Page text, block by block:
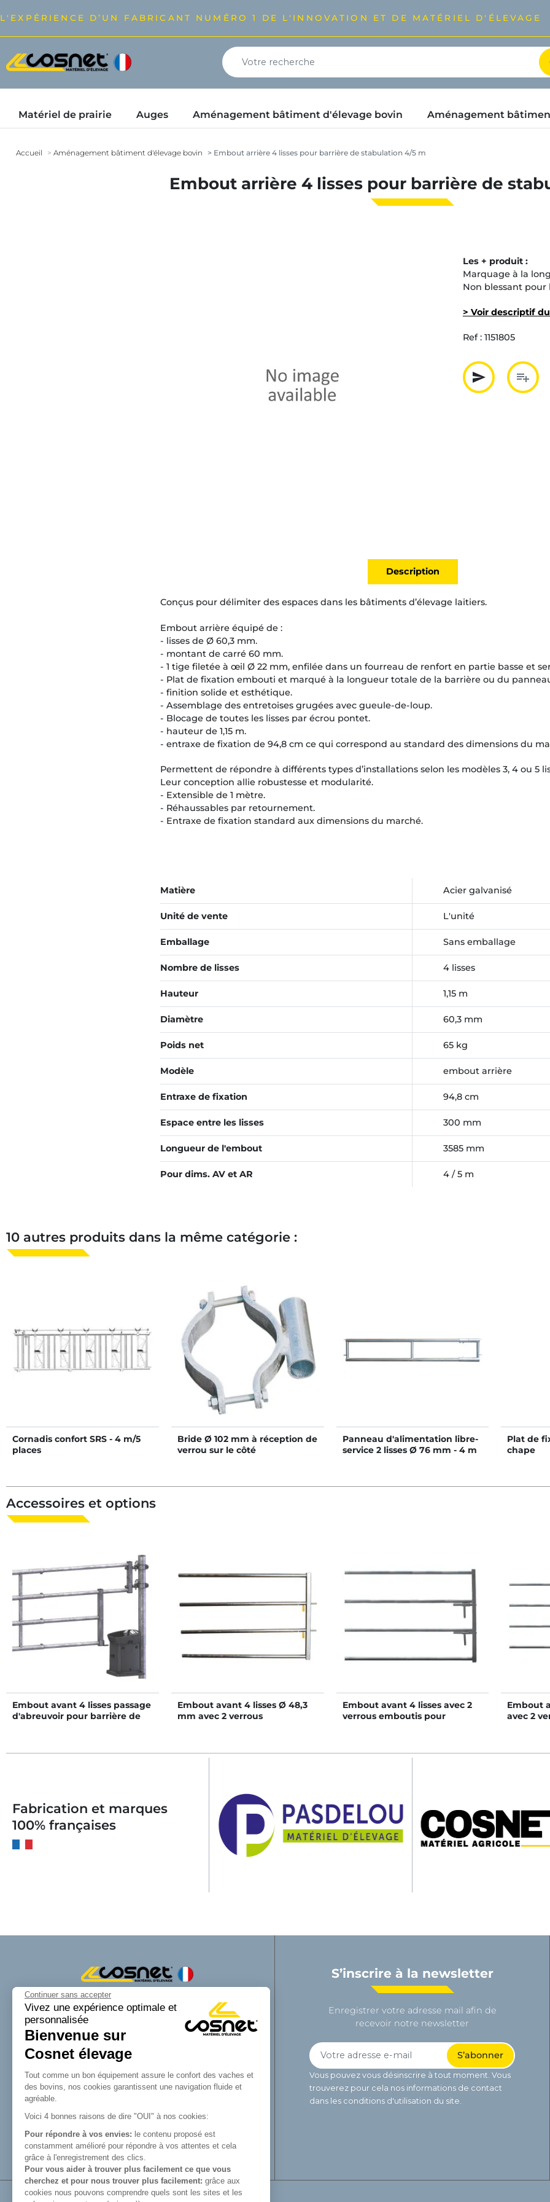
Continuer sans accepter
Vivez une expérience optimale et
personnalisée
Bienvenue sur
Cosnet élevage
Tout comme un bon équipement assure le confort des vaches et
des bovins, nos cookies garantissent une navigation fluide et
agréable.
Voici 4 bonnes raisons de dire "OUI" à nos cookies:
Pour répondre à vos envies: le contenu proposé est
constamment amélioré pour répondre à vos attentes et cela
grâce à l'enregistrement des clics.
Pour vous aider à trouver plus facilement ce que vous
cherchez et pour nous trouver plus facilement: grâce aux
cookies nous pouvons comprendre quels sont les sites et les
L'EXPÉRIENCE D’UN FABRICANT NUMÉRO 1 DE L'INNOVATION ET DE MATÉRIEL D'ÉLEVAGE
Matériel de prairie Auges Aménagement bâtiment d'élevage bovin Aménagement
Accueil Aménagement bâtiment d'élevage bovin Embout arrière 4 lisses pour barrière de stabulation 4/5 m
Embout arrière 4 lisses pour barrière de
Les + produit :
Marquage à la
Non blessant pour
> Voir descriptif
Ref : 1151805
send
Partager
playlist_add
Description
Conçus pour délimiter des espaces dans les bâtiments d’élevage laitiers.
Embout arrière équipé de :
- lisses de Ø 60,3 mm.
- montant de carré 60 mm.
- 1 tige filetée à œil Ø 22 mm, enfilée dans un fourreau de renfort en partie basse et
- Plat de fixation embouti et marqué à la longueur totale de la barrière ou du
- finition solide et esthétique.
- Assemblage des entretoises grugées avec gueule-de-loup.
- Blocage de toutes les lisses par écrou pontet.
- hauteur de 1,15 m.
- entraxe de fixation de 94,8 cm ce qui correspond au standard des dimensions du
Permettent de répondre à différents types d’installations selon les modèles 3, 4 ou 5
Leur conception allie robustesse et modularité.
- Extensible de 1 mètre.
- Réhaussables par retournement.
- Entraxe de fixation standard aux dimensions du marché.
Matière Acier galvanisé
Unité de vente L'unité
Emballage Sans emballage
Nombre de lisses 4 lisses
Hauteur 1,15 m
Diamètre 60,3 mm
Poids net 65 kg
Modèle embout arrière
Entraxe de fixation 94,8 cm
Espace entre les lisses 300 mm
Longueur de l'embout 3585 mm
Pour dims. AV et AR 4 / 5 m
10 autres produits dans la même catégorie :
Cornadis confort SRS - 4 m/5
places
Bride Ø 102 mm à réception de
verrou sur le côté
Panneau d'alimentation libre-
service 2 lisses Ø 76 mm - 4 m
Plat de
chape
Accessoires et options
Embout avant 4 lisses passage
d'abreuvoir pour barrière de
Embout avant 4 lisses Ø 48,3
mm avec 2 verrous
Embout avant 4 lisses avec 2
verrous emboutis pour
Embout
avec 2
Fabrication et marques
100% françaises
Cosnet matériel d’élevage est une marque
de la SAS Cosnet. Spécialisée dans la
conception et la fabrication d’équipements
tubulaires pour les bâtiments d’élevage.
Reconnue pour son savoir-faire dans la
fabrication de râteliers de prairie de
barrières, de cornadis et de logettes.
Avec Cosnet, vous faîtes le choix d’un
innovant et de qualité. Vous trouverez tout
le nécessaire pour équiper votre bâtiment
d’élevage.
S’inscrire à la newsletter
Enregistrer votre adresse mail afin de
recevoir notre newsletter
Vous pouvez vous désinscrire à tout moment. Vous
trouverez pour cela nos informations de contact
dans les conditions d'utilisation du site.